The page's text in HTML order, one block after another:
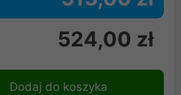
524,00 zł
Dodaj do koszyka